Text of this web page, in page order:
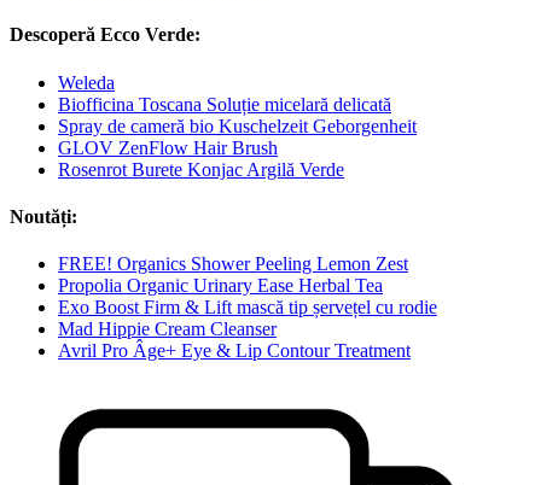
Descoperă Ecco Verde:
Weleda
Biofficina Toscana Soluție micelară delicată
Spray de cameră bio Kuschelzeit Geborgenheit
GLOV ZenFlow Hair Brush
Rosenrot Burete Konjac Argilă Verde
Noutăți:
FREE! Organics Shower Peeling Lemon Zest
Propolia Organic Urinary Ease Herbal Tea
Exo Boost Firm & Lift mască tip șervețel cu rodie
Mad Hippie Cream Cleanser
Avril Pro Âge+ Eye & Lip Contour Treatment